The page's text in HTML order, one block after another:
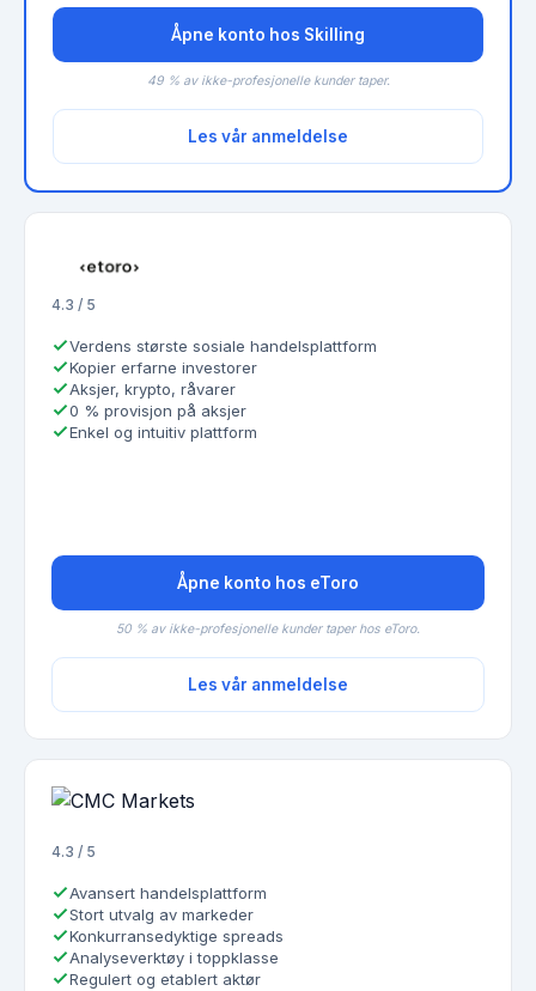
Åpne konto hos Skilling
49 % av ikke-profesjonelle kunder taper.
Les vår anmeldelse
4.3 / 5
Verdens største sosiale handelsplattform
Kopier erfarne investorer
Aksjer, krypto, råvarer
0 % provisjon på aksjer
Enkel og intuitiv plattform
Åpne konto hos eToro
50 % av ikke-profesjonelle kunder taper hos eToro.
Les vår anmeldelse
4.3 / 5
Avansert handelsplattform
Stort utvalg av markeder
Konkurransedyktige spreads
Analyseverktøy i toppklasse
Regulert og etablert aktør